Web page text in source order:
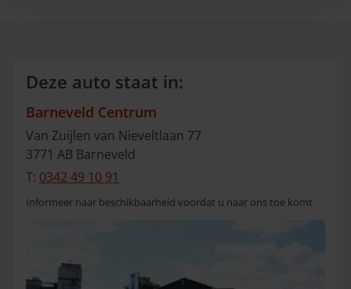
Deze auto staat in:
Barneveld Centrum
Van Zuijlen van Nieveltlaan 77
3771 AB Barneveld
T: 0342 49 10 91
Informeer naar beschikbaarheid voordat u naar ons toe komt